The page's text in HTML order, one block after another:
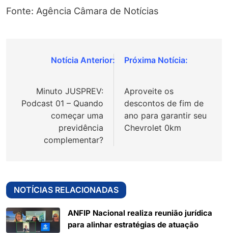
Fonte: Agência Câmara de Notícias
Navegação
Post
Minuto JUSPREV:
Podcast 01 – Quando
começar uma
previdência
complementar?
Aproveite os
descontos de fim de
ano para garantir seu
Chevrolet 0km
NOTÍCIAS RELACIONADAS
ANFIP Nacional realiza reunião jurídica
para alinhar estratégias de atuação